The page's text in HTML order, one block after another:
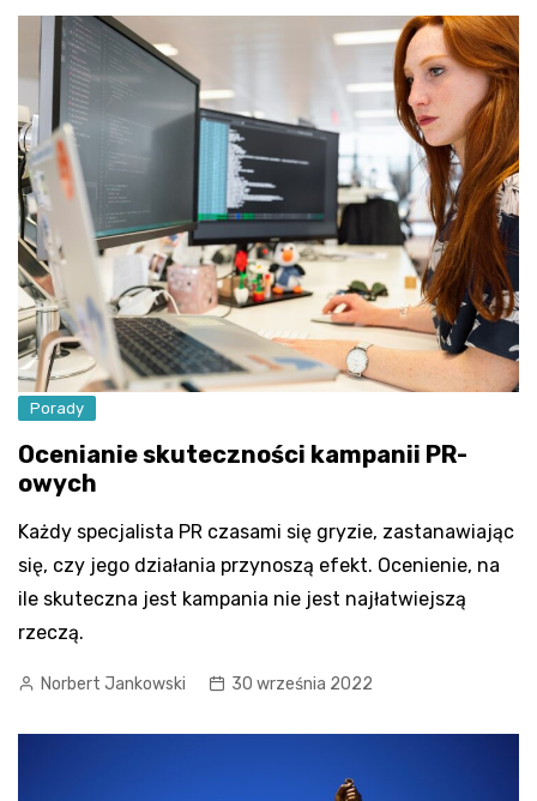
Porady
Ocenianie skuteczności kampanii PR-
owych
Każdy specjalista PR czasami się gryzie, zastanawiając
się, czy jego działania przynoszą efekt. Ocenienie, na
ile skuteczna jest kampania nie jest najłatwiejszą
rzeczą.
Norbert Jankowski 30 września 2022